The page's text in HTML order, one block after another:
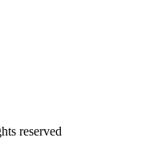
reserved